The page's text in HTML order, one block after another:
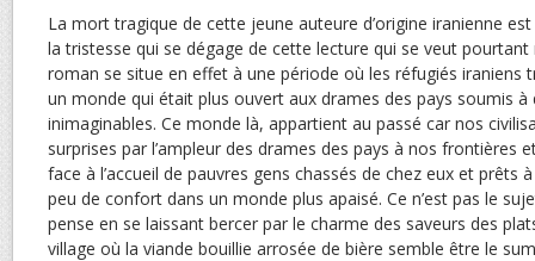
La mort tragique de cette jeune auteure d’origine iranienne
la tristesse qui se dégage de cette lecture qui se veut
roman se situe en effet à une période où les réfugiés iraniens
un monde qui était plus ouvert aux drames des pays soumis à
inimaginables. Ce monde là, appartient au passé car nos
surprises par l’ampleur des drames des pays à nos frontières
face à l’accueil de pauvres gens chassés de chez eux et prêts
peu de confort dans un monde plus apaisé. Ce n’est pas le
pense en se laissant bercer par le charme des saveurs des
village où la viande bouillie arrosée de bière semble être le